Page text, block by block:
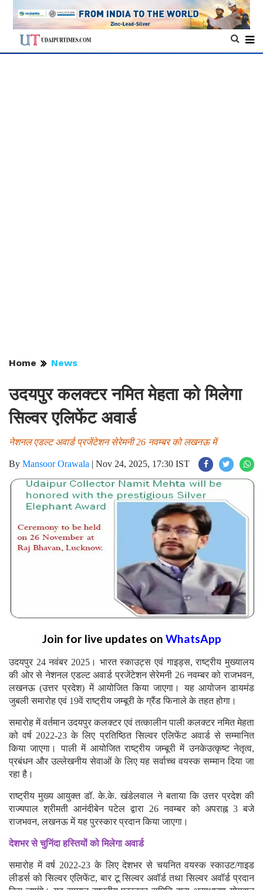
Home News
उदयपुर कलक्टर नमित मेहता को मिलेगा
सिल्वर एलिफेंट अवार्ड
नेशनल एडल्ट अवार्ड प्रजेंटेशन सेरेमनी 26 नवम्बर को लखनऊ में
By Mansoor Orawala | Nov 24, 2025, 17:30 IST
Join for live updates on WhatsApp
उदयपुर 24 नवंबर 2025। भारत स्काउट्स एवं गाइड्स, राष्ट्रीय मुख्यालय
की ओर से नेशनल एडल्ट अवार्ड प्रजेंटेशन सेरेमनी 26 नवम्बर को राजभवन,
लखनऊ (उत्तर प्रदेश) में आयोजित किया जाएगा। यह आयोजन डायमंड
जुबली समारोह एवं 19वें राष्ट्रीय जम्बूरी के ग्रैंड फिनाले के तहत होगा।
समारोह में वर्तमान उदयपुर कलक्टर एवं तत्कालीन पाली कलक्टर नमित मेहता
को वर्ष 2022-23 के लिए प्रतिष्ठित सिल्वर एलिफेंट अवार्ड से सम्मानित
किया जाएगा। पाली में आयोजित राष्ट्रीय जम्बूरी में उनकेउत्कृष्ट नेतृत्व,
प्रबंधन और उल्लेखनीय सेवाओं के लिए यह सर्वाच्च वयस्क सम्मान दिया जा
रहा है।
राष्ट्रीय मुख्य आयुक्त डॉ. के.के. खंडेलवाल ने बताया कि उत्तर प्रदेश की
राज्यपाल श्रीमती आनंदीबेन पटेल द्वारा 26 नवम्बर को अपराह्न 3 बजे
राजभवन, लखनऊ में यह पुरस्कार प्रदान किया जाएगा।
देशभर से चुनिंदा हस्तियों को मिलेगा अवार्ड
समारोह में वर्ष 2022-23 के लिए देशभर से चयनित वयस्क स्काउट/गाइड
लीडर्स को सिल्वर एलिफेंट, बार टू सिल्वर अवॉर्ड तथा सिल्वर अवॉर्ड प्रदान